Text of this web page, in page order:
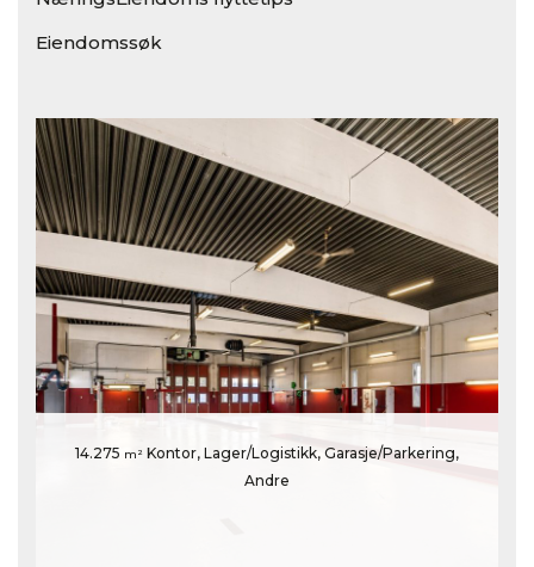
Eiendomssøk
14.275 m² Kontor, Lager/Logistikk, Garasje/Parkering,
Andre